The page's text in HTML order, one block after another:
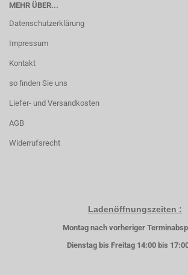
MEHR ÜBER...
Datenschutzerklärung
Impressum
Kontakt
so finden Sie uns
Liefer- und Versandkosten
AGB
Widerrufsrecht
Ladenöffnungszeiten :
Montag nach vorheriger
Dienstag bis Freitag 14:00 bis